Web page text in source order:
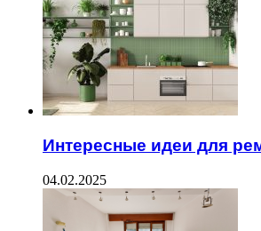
Интересные идеи для
04.02.2025